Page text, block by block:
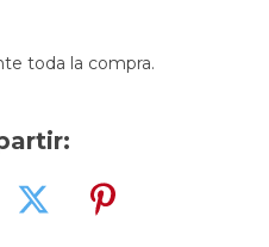
toda la compra.